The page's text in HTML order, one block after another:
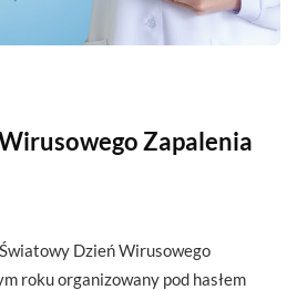
Zapalenia
Dzień Wirusowego
roku organizowany pod hasłem